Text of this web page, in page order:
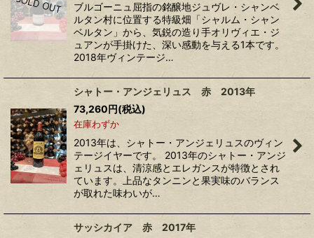
ブルゴーニュ屈指の銘醸地ジュヴレ・シャンベ
ルタン村に位置する特級畑「シャルム・シャン
ベルタン」から、気鋭の造り手オリヴィエ・ジ
ュアンが手掛けた、深い感動を与える1本です。
2018年ヴィンテージ…
シャトー・アンジェリュス 赤 2013年
73,260円(税込)
在庫わずか
2013年は、シャトー・アンジェリュスのヴィン
テージイヤーです。 2013年のシャトー・アンジ
ェリュスは、清涼感とエレガンスが特徴とされ
ています。上品なタンニンと果実味のバランス
が取れた味わいが…
サッシカイア 赤 2017年